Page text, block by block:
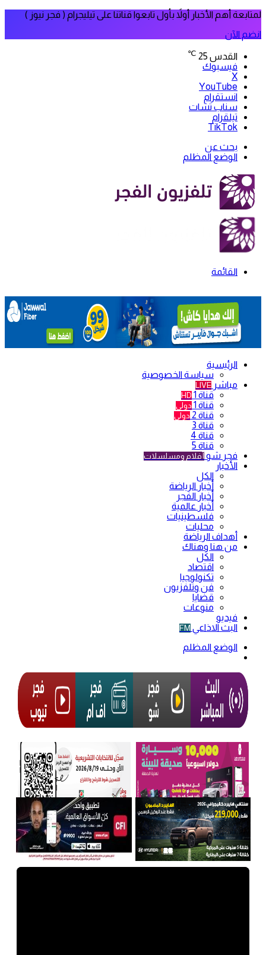
لمتابعة أهم الأخبار أولاً بأول تابعوا قناتنا على تيليجرام ( فجر نيوز )
انضم الآن
القدس 25
℃
فيسبوك
‫X
‫YouTube
انستقرام
سناب تشات
تيلقرام
‫TikTok
بحث عن
الوضع المظلم
القائمة
الرئيسية
سياسة الخصوصية
مباشر LIVE
قناة 1 HD
قناة 1 دولي
قناة 2 دولي
قناة 3
قناة 4
قناة 5
فجر شو أفلام ومسلسلات
الأخبار
الكل
أخبار الرياضة
أخبار الفجر
أخبار عالمية
فلسطينيات
محليات
أهداف الرياضة
من هنا وهناك
الكل
اقتصاد
تكنولوجيا
فن وتلفزيون
قضايا
منوعات
فيديو
البث الاذاعي FM
الوضع المظلم